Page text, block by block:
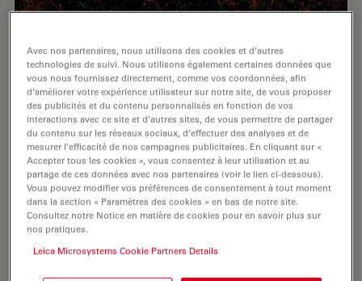
Balayage mosaïque de neurones corticaux
(souris) en culture
Avec nos partenaires, nous utilisons des cookies et d’autres
technologies de suivi. Nous utilisons également certaines données que
vous nous fournissez directement, comme vos coordonnées, afin
d’améliorer votre expérience utilisateur sur notre site, de vous proposer
des publicités et du contenu personnalisés en fonction de vos
interactions avec ce site et d’autres sites, de vous permettre de partager
du contenu sur les réseaux sociaux, d’effectuer des analyses et de
mesurer l’efficacité de nos campagnes publicitaires. En cliquant sur «
Accepter tous les cookies », vous consentez à leur utilisation et au
partage de ces données avec nos partenaires (voir le lien ci-dessous).
Vous pouvez modifier vos préférences de consentement à tout moment
dans la section « Paramètres des cookies » en bas de notre site.
Consultez notre Notice en matière de cookies pour en savoir plus sur
nos pratiques.
Leica Microsystems Cookie Partners Details